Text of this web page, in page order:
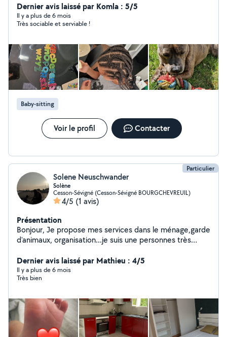
Dernier avis laissé par Komla : 5/5
Il y a plus de 6 mois
Très sociable et serviable !
Baby-sitting
Voir le profil Contacter
Particulier
Solene Neuschwander
Solène
Cesson-Sévigné (Cesson-Sévigné BOURGCHEVREUIL)
4/5 (1 avis)
Présentation
Bonjour, Je propose mes services dans le ménage,garde
d'animaux, organisation...je suis une personnes très
entreprends . Sérieuse Efficace Souriante Et
respectueuse -femme de ménage -aide pour les
courses -Organisation d'un événement -Aide pour
déménagement -Aide informatique
Dernier avis laissé par Mathieu : 4/5
Il y a plus de 6 mois
Très bien